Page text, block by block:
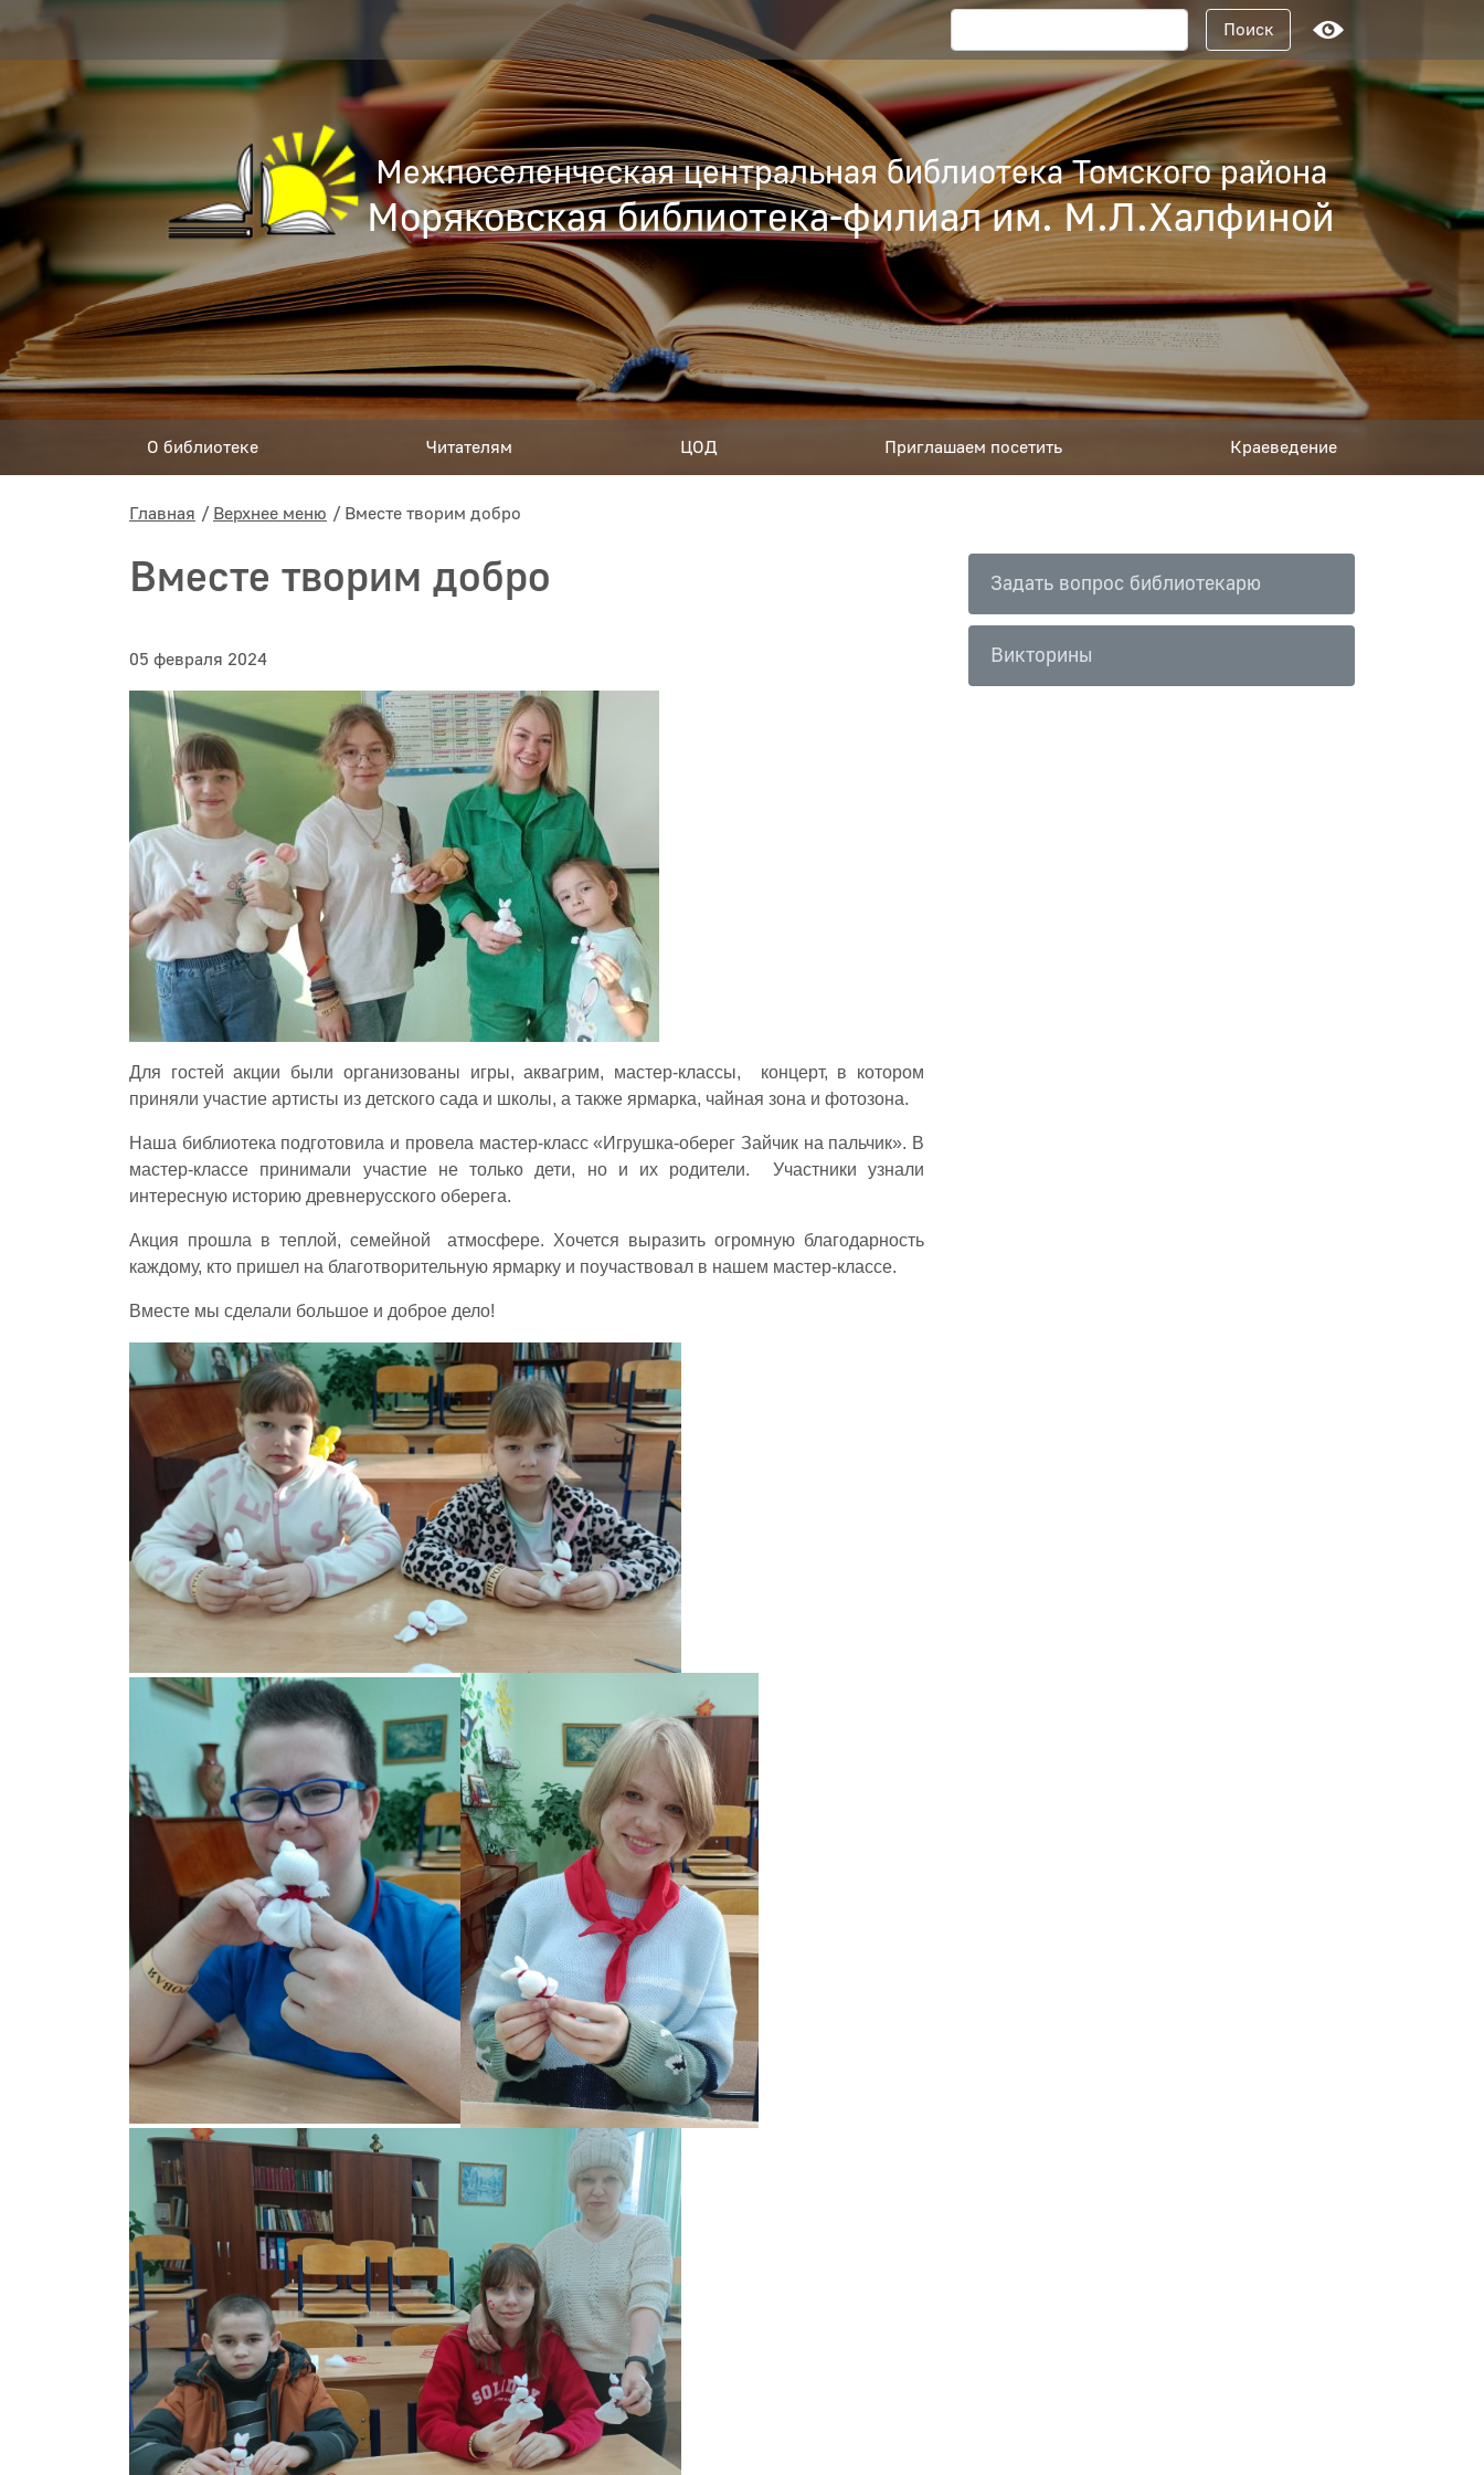
Поисковый запрос
Поиск
Межпоселенческая центральная библиотека Томского района
Моряковская библиотека-филиал им. М.Л.Халфиной
О библиотеке Читателям ЦОД Приглашаем посетить Краеведение
Главная Верхнее меню Вместе творим добро
Вместе творим добро
05 февраля 2024
Для гостей акции были организованы игры, аквагрим, мастер-классы, концерт, в котором
приняли участие артисты из детского сада и школы, а также ярмарка, чайная зона и фотозона.
Наша библиотека подготовила и провела мастер-класс «Игрушка-оберег Зайчик на пальчик». В
мастер-классе принимали участие не только дети, но и их родители. Участники узнали
интересную историю древнерусского оберега.
Акция прошла в теплой, семейной атмосфере. Хочется выразить огромную благодарность
каждому, кто пришел на благотворительную ярмарку и поучаствовал в нашем мастер-классе.
Вместе мы сделали большое и доброе дело!
Задать вопрос библиотекарю
Викторины